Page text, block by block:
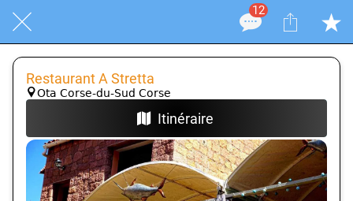
12
Restaurant A Stretta
Ota Corse-du-Sud Corse
Itinéraire